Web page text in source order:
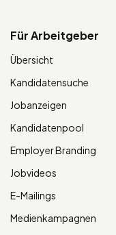
Für Arbeitgeber
Übersicht
Kandidatensuche
Jobanzeigen
Kandidatenpool
Employer Branding
Jobvideos
E-Mailings
Medienkampagnen